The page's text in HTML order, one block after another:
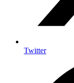
Twitter